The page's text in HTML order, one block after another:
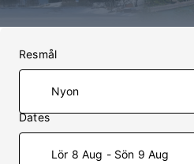
Resmål
Dates
Lör 8 Aug - Sön 9 Aug